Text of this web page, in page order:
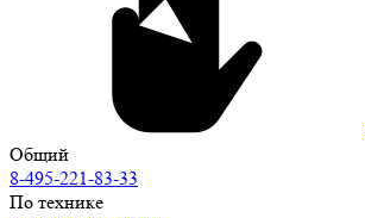
Общий
8-495-221-83-33
По технике